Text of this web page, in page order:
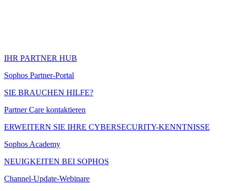
IHR PARTNER HUB
Sophos Partner-Portal
SIE BRAUCHEN HILFE?
Partner Care kontaktieren
ERWEITERN SIE IHRE CYBERSECURITY-KENNTNISSE
Sophos Academy
NEUIGKEITEN BEI SOPHOS
Channel-Update-Webinare